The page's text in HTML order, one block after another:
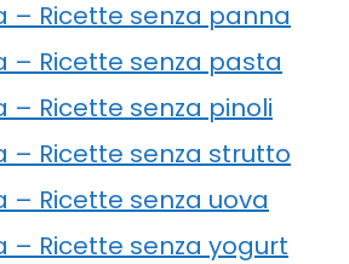
– Ricette senza panna
– Ricette senza pasta
– Ricette senza pinoli
– Ricette senza strutto
– Ricette senza uova
– Ricette senza yogurt